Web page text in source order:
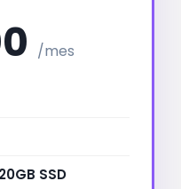
/mes
20GB SSD